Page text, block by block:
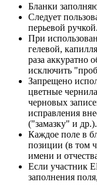
Бланки
Следует
перьевой ручкой.
При
гелевой,
раза аккуратно
исключить
Запрещено
цветные
черновых
исправления
("замазку" и др.).
Каждое поле в
позиции (в том
имени и
Если участник
заполнения